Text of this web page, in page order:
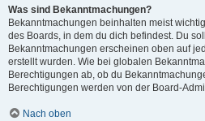
Was sind Bekanntmachungen?
Bekanntmachungen beinhalten meist
des Boards, in dem du dich befindest. Du
Bekanntmachungen erscheinen oben auf
erstellt wurden. Wie bei globalen
Berechtigungen ab, ob du
Berechtigungen werden von der Board-
Nach oben